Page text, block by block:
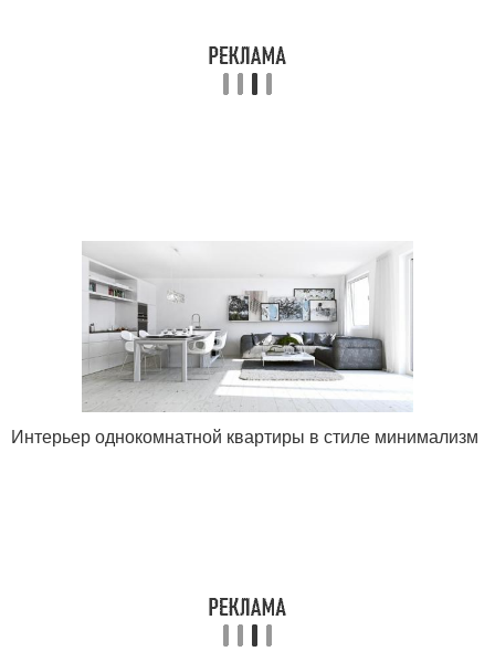
Интерьер однокомнатной квартиры в стиле минимализм